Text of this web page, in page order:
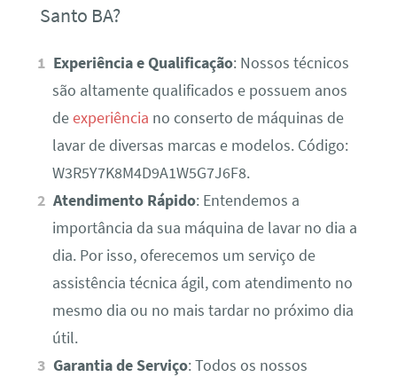
Santo BA?
Experiência e Qualificação: Nossos técnicos
são altamente qualificados e possuem anos
deexperiência no conserto de máquinas de
lavar de diversas marcas e modelos. Código:
W3R5Y7K8M4D9A1W5G7J6F8.
Atendimento Rápido: Entendemos a
importância da sua máquina de lavar no dia a
dia. Por isso, oferecemos um serviço de
assistência técnica ágil, com atendimento no
mesmo dia ou no mais tardar no próximo dia
útil.
Garantia de Serviço: Todos os nossos